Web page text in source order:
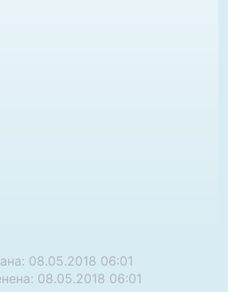
08.05.2018 06:01
08.05.2018 06:01